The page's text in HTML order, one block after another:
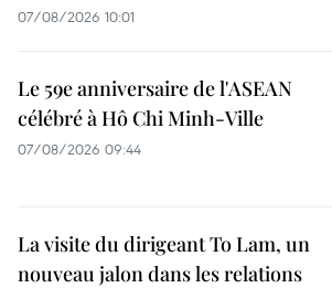
07/08/2026 10:01
Le 59e anniversaire de l'ASEAN
célébré à Hô Chi Minh-Ville
07/08/2026 09:44
La visite du dirigeant To Lam, un
nouveau jalon dans les relations